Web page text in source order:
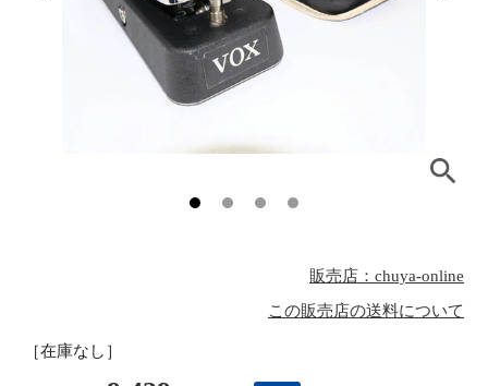
販売店：chuya-online
この販売店の送料について
［在庫なし］